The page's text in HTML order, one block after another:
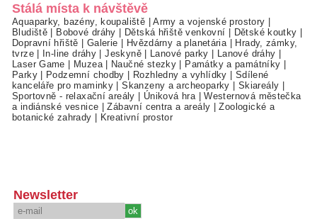
Stálá místa k návštěvě
Aquaparky, bazény, koupaliště |Army a vojenské prostory |
Bludiště | Bobové dráhy | Dětská hřiště venkovní | Dětské koutky |
Dopravní hřiště | Galerie | Hvězdárny a planetária | Hrady, zámky,
tvrze| In-line dráhy |Jeskyně| Lanové parky | Lanové dráhy |
Laser Game | Muzea| Naučné stezky | Památky a památníky |
Parky| Podzemní chodby | Rozhledny a vyhlídky | Sdílené
kanceláře pro maminky |Skanzeny a archeoparky | Skiareály |
Sportovně - relaxační areály | Úniková hra |Westernová městečka
a indiánské vesnice |Zábavní centra a areály |Zoologické a
botanické zahrady | Kreativní prostor
Newsletter